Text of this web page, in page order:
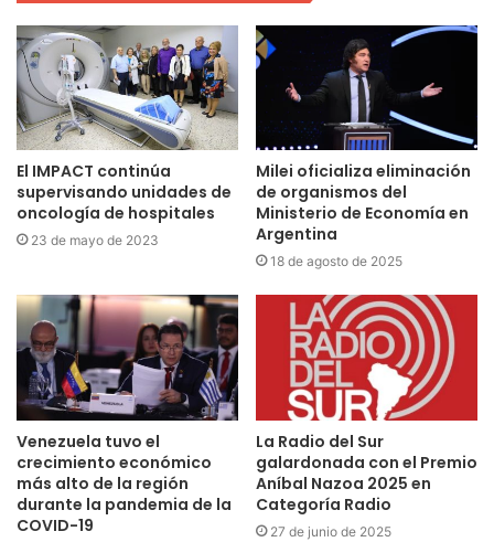
El IMPACT continúa
supervisando unidades de
oncología de hospitales
23 de mayo de 2023
Milei oficializa eliminación
de organismos del
Ministerio de Economía en
Argentina
18 de agosto de 2025
Venezuela tuvo el
crecimiento económico
más alto de la región
durante la pandemia de la
COVID-19
La Radio del Sur
galardonada con el Premio
Aníbal Nazoa 2025 en
Categoría Radio
27 de junio de 2025